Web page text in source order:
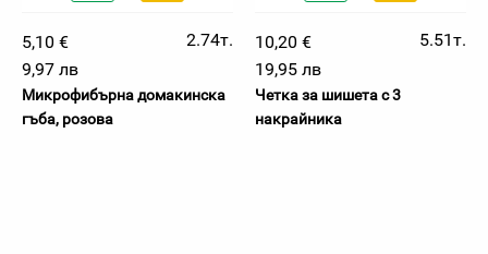
5,10 €
2.74т.
9,97 лв
Микрофибърна домакинска
гъба, розова
10,20 €
5.51т.
19,95 лв
Четка за шишета с 3
накрайника